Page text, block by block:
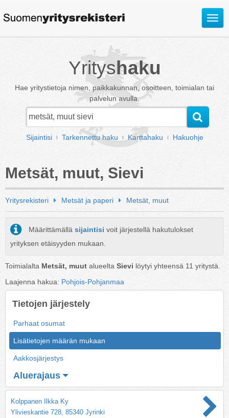
Avaa
Yrityshaku
Hae yritystietoja nimen, paikkakunnan, osoitteen, toimialan tai
palvelun avulla.
Sijaintisi Tarkennettu haku Karttahaku Hakuohje
Metsät, muut, Sievi
Yritysrekisteri Metsät ja paperi Metsät, muut
Määrittämällä sijaintisi voit järjestellä hakutulokset
yrityksen etäisyyden mukaan.
Toimialalta Metsät, muut alueelta Sievi löytyi yhteensä 11 yritystä.
Laajenna hakua: Pohjois-Pohjanmaa
Tietojen järjestely
Parhaat osumat
Lisätietojen määrän mukaan
Aakkosjärjestys
Aluerajaus
Kolppanen Ilkka Ky
Ylivieskantie 728, 85340 Jyrinki